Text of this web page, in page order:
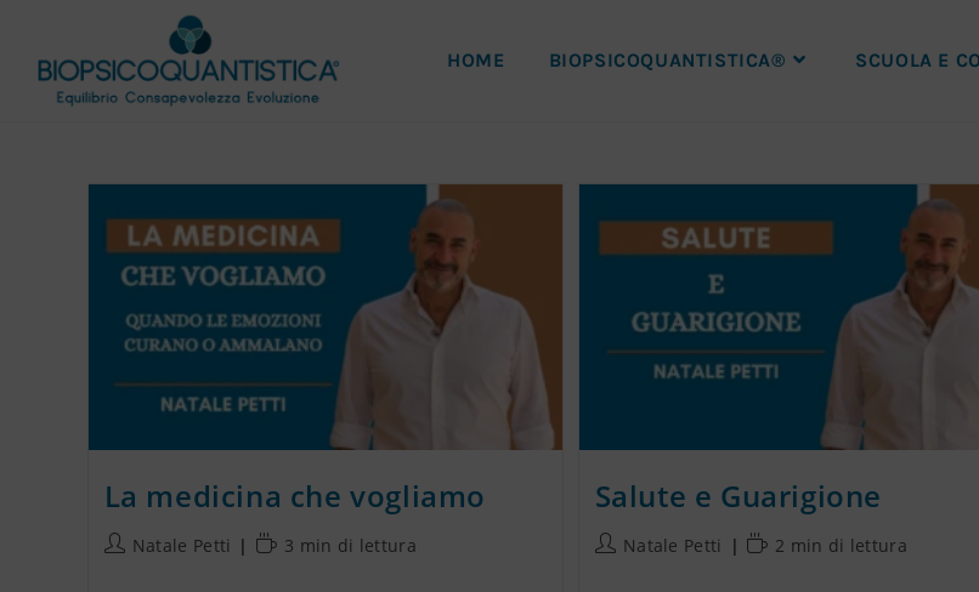
HOME BIOPSICOQUANTISTICA® SCUOLA E
La medicina che vogliamo
Natale Petti 3 min di lettura
Salute e Guarigione
Natale Petti 2 min di lettura